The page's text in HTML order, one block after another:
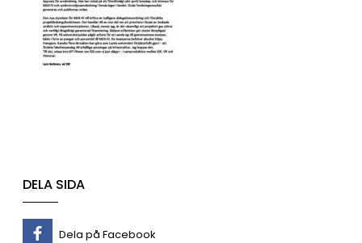
DELA SIDA
Dela på Facebook